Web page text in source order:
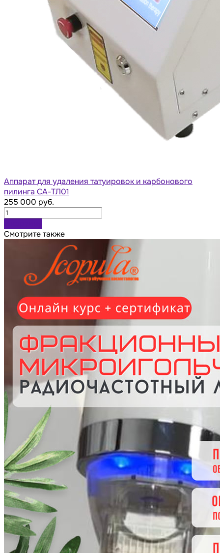
Аппарат для удаления татуировок и карбонового
пилинга СА-ТЛ01
255 000 руб.
Смотрите также